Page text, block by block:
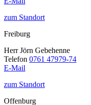
zum Standort
Freiburg
Herr Jörn Gebehenne
Telefon 0761 47979-74
E-Mail
zum Standort
Offenburg